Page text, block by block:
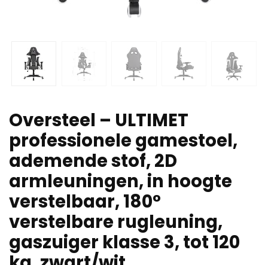
Oversteel – ULTIMET
professionele gamestoel,
ademende stof, 2D
armleuningen, in hoogte
verstelbaar, 180°
verstelbare rugleuning,
gaszuiger klasse 3, tot 120